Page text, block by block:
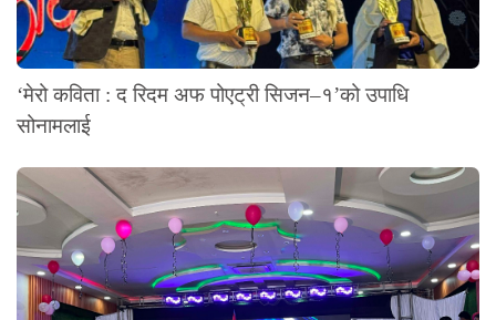
‘मेरो कविता : द रिदम अफ पोएट्री सिजन–१’को उपाधि
सोनामलाई